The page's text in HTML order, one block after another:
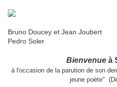
Bruno Doucey et
Pedro Soler
Bienvenueà
à l'occasion de la parution de son
jeune poète"